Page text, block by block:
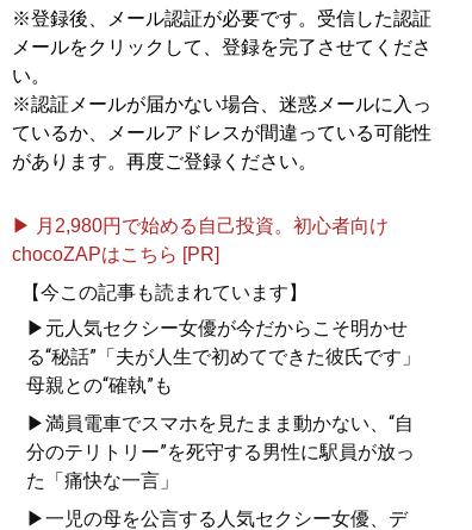
※登録後、メール認証が必要です。受信した認証
メールをクリックして、登録を完了させてくださ
い。
※認証メールが届かない場合、迷惑メールに入っ
ているか、メールアドレスが間違っている可能性
があります。再度ご登録ください。
▶ 月2,980円で始める自己投資。初心者向け
chocoZAPはこちら [PR]
【今この記事も読まれています】
▶元人気セクシー女優が今だからこそ明かせ
る“秘話”「夫が人生で初めてできた彼氏です」
母親との“確執”も
▶満員電車でスマホを見たまま動かない、“自
分のテリトリー”を死守する男性に駅員が放っ
た「痛快な一言」
▶一児の母を公言する人気セクシー女優、デ